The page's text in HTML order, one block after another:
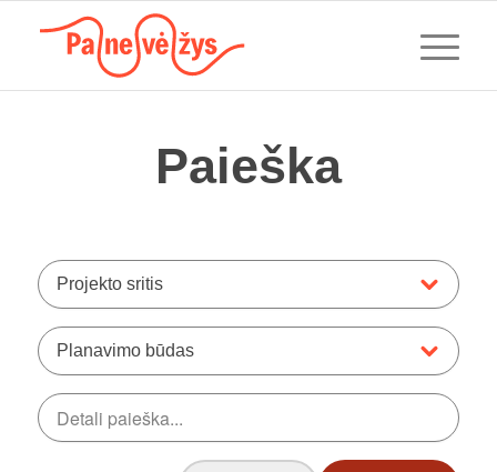
Paieška
Projekto sritis
Planavimo būdas